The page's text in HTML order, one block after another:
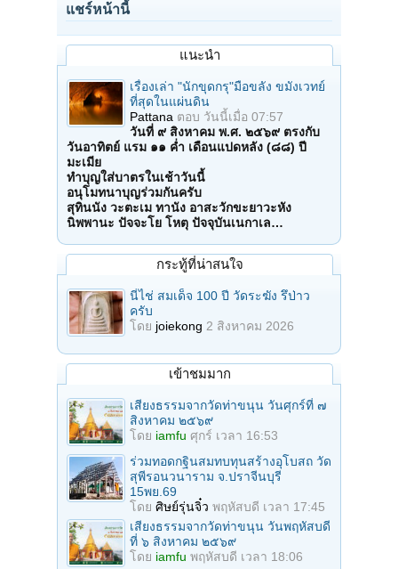
แชร์หน้านี้
แนะนำ
เรื่องเล่า "นักขุดกรุ"มือขลัง ขมังเวทย์
ที่สุดในแผ่นดิน
Pattana ตอบ วันนี้เมื่อ 07:57
วันที่ ๙ สิงหาคม พ.ศ. ๒๕๖๙ ตรงกับ
วันอาทิตย์ แรม ๑๑ ค่ำ เดือนแปดหลัง (๘๘) ปี
มะเมีย
ทำบุญใส่บาตรในเช้าวันนี้
อนุโมทนาบุญร่วมกันครับ
สุทินนัง วะตะเม ทานัง อาสะวักขะยาวะหัง
นิพพานะ ปัจจะโย โหตุ ปัจจุบันเนกาเล…
กระทู้ที่น่าสนใจ
นี่ไช่ สมเด็จ 100 ปี วัดระฆัง รึป่าว
ครับ
โดย joiekong 2 สิงหาคม 2026
เข้าชมมาก
เสียงธรรมจากวัดท่าขนุน วันศุกร์ที่ ๗
สิงหาคม ๒๕๖๙
โดย iamfu ศุกร์ เวลา 16:53
ร่วมทอดกฐินสมทบทุนสร้างอุโบสถ วัด
สุพีรอนวนาราม จ.ปราจีนบุรี
15พย.69
โดย ศิษย์รุ่นจิ๋ว พฤหัสบดี เวลา 17:45
เสียงธรรมจากวัดท่าขนุน วันพฤหัสบดี
ที่ ๖ สิงหาคม ๒๕๖๙
โดย iamfu พฤหัสบดี เวลา 18:06